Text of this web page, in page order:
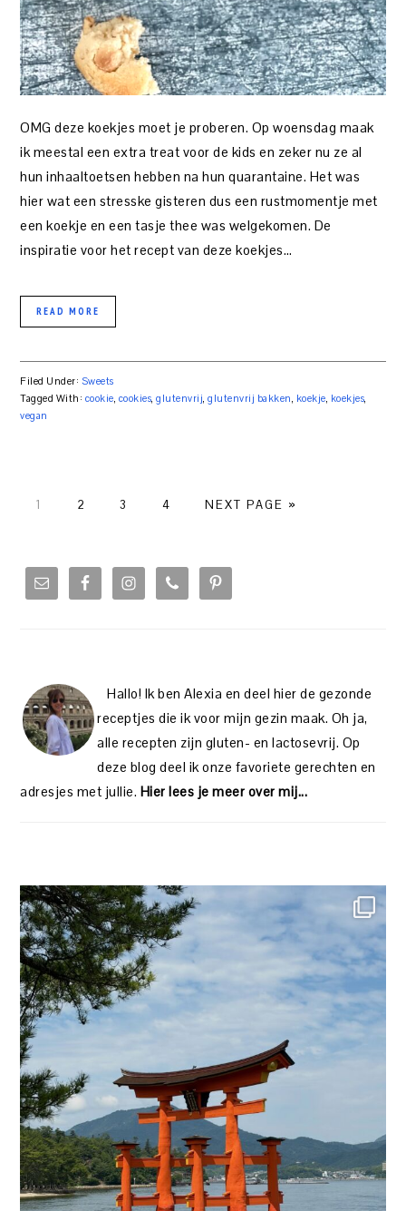
OMG deze koekjes moet je proberen. Op woensdag maak
ik meestal een extra treat voor de kids en zeker nu ze al
hun inhaaltoetsen hebben na hun quarantaine. Het was
hier wat een stresske gisteren dus een rustmomentje met
een koekje en een tasje thee was welgekomen. De
inspiratie voor het recept van deze koekjes…
READ MORE
Filed Under: Sweets
Tagged With: cookie, cookies,glutenvrij,glutenvrij bakken, koekje, koekjes,
vegan
PAGE
1 PAGE
2 PAGE
3 PAGE
4 NEXT PAGE »
SIDEBAR
Hallo! Ik ben Alexia en deel hier de gezonde
receptjes die ik voor mijn gezin maak. Oh ja,
alle recepten zijn gluten- en lactosevrij. Op
deze blog deel ik onze favoriete gerechten en
adresjes met jullie. Hier lees je meer over mij...